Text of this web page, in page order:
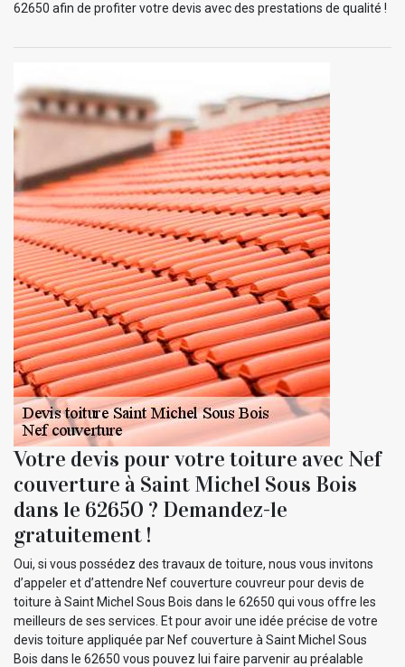
62650 afin de profiter votre devis avec des prestations de qualité !
Votre devis pour votre toiture avec Nef
couverture à Saint Michel Sous Bois
dans le 62650 ? Demandez-le
gratuitement !
Oui, si vous possédez des travaux de toiture, nous vous invitons
d’appeler et d’attendre Nef couverture couvreur pour devis de
toiture à Saint Michel Sous Bois dans le 62650 qui vous offre les
meilleurs de ses services. Et pour avoir une idée précise de votre
devis toiture appliquée par Nef couverture à Saint Michel Sous
Bois dans le 62650 vous pouvez lui faire parvenir au préalable